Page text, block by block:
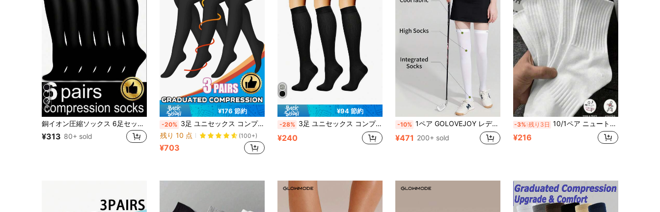
4
銅イオン圧縮ソックス 6足セット ユニセックス スポーツソックス メンズ レディース 自転車 成人用サポートソックス 血行促進 ランニング サイクリング ハイキング 旅行に適しています 2/6/12足セット
¥313 80+ sold
¥176 節約
-20% 3足 ユニセックス コンプレッションソックス、膝丈 プロフェッショナルコンプレッションソックス スポーツ、ランニング、サイクリング、ハイキング、旅行、長時間立ち仕事に適し、ジムウェアにも適しています
残り 10 点
(100+)
¥703
¥94 節約
-28% 3足 ユニセックス コンプレッション ソックス、15-20 MmHgの圧力、ランニング、サイクリング、その他のスポーツに最適なサポート。無地スポーツコンプレッションソックスとエラスティックランニングソックス、ふくらはぎを包み込む。
¥240
-10% 1ペア GOLOVEJOY レディース シンプル マルチファンクション スポーツソックス、室内フィットネス、アウトドアゴルフ、サイクリングに適し、滑り止め
¥471 200+ sold
-3% 残り3日 10/1ペア ニュートラルな快適なスポーツソックス、スポーツトレーニング、デイリーカジュアル、ビジネスシーンに適しています、吸湿性があり柔らかく、スポーツトレーニング、デイリーカジュアル、ビジネス、オールシーズン着用可能です、ジム用ホワイトソックス。スポーツソックス
¥216